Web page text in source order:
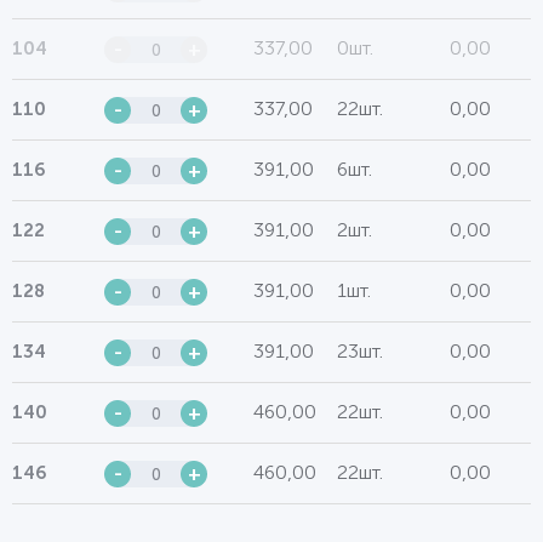
104 337,00 0шт. 0,00
110 - + 337,00 22шт. 0,00
116 - + 391,00 6шт. 0,00
122 - + 391,00 2шт. 0,00
128 - + 391,00 1шт. 0,00
134 - + 391,00 23шт. 0,00
140 - + 460,00 22шт. 0,00
146 - + 460,00 22шт. 0,00